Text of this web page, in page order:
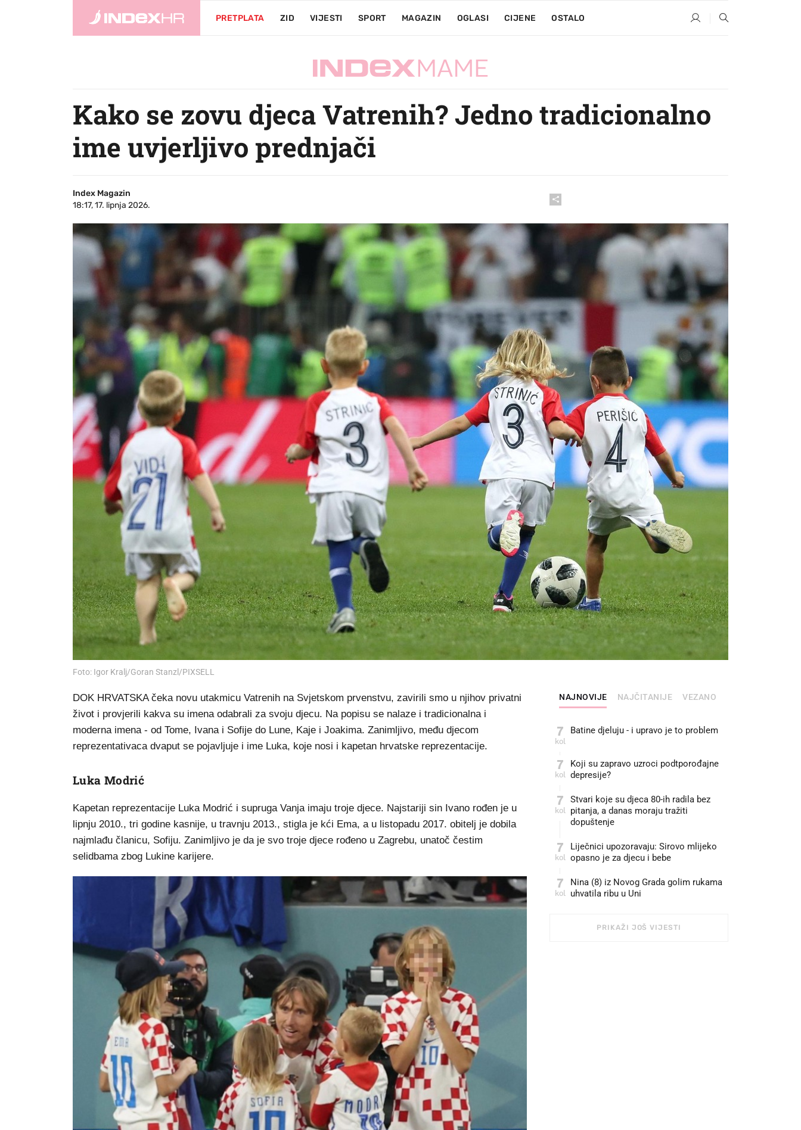
PRETPLATA ZID VIJESTI SPORT MAGAZIN OGLASI CIJENE OSTALO
Kako se zovu djeca Vatrenih? Jedno tradicionalno
ime uvjerljivo prednjači
Index Magazin
18:17, 17. lipnja 2026.
Foto: Igor Kralj/Goran Stanzl/PIXSELL
DOK HRVATSKA čeka novu utakmicu Vatrenih na Svjetskom prvenstvu, zavirili smo u njihov privatni
život i provjerili kakva su imena odabrali za svoju djecu. Na popisu se nalaze i tradicionalna i
moderna imena - od Tome, Ivana i Sofije do Lune, Kaje i Joakima. Zanimljivo, među djecom
reprezentativaca dvaput se pojavljuje i ime Luka, koje nosi i kapetan hrvatske reprezentacije.
Luka Modrić
Kapetan reprezentacije Luka Modrić i supruga Vanja imaju troje djece. Najstariji sin Ivano rođen je u
lipnju 2010., tri godine kasnije, u travnju 2013., stigla je kći Ema, a u listopadu 2017. obitelj je dobila
najmlađu članicu, Sofiju. Zanimljivo je da je svo troje djece rođeno u Zagrebu, unatoč čestim
selidbama zbog Lukine karijere.
NAJNOVIJE NAJČITANIJE VEZANO
7
kol
Batine djeluju - i upravo je to problem
7
kol
Koji su zapravo uzroci podtporođajne
depresije?
7
kol
Stvari koje su djeca 80-ih radila bez
pitanja, a danas moraju tražiti
dopuštenje
7
kol
Liječnici upozoravaju: Sirovo mlijeko
opasno je za djecu i bebe
7
kol
Nina (8) iz Novog Grada golim rukama
uhvatila ribu u Uni
PRIKAŽI JOŠ VIJESTI